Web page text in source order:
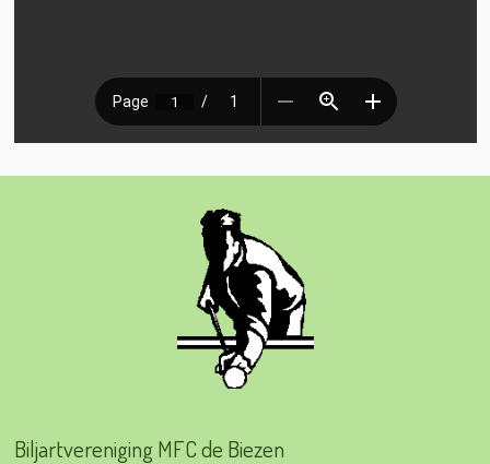
Biljartvereniging MFC de Biezen